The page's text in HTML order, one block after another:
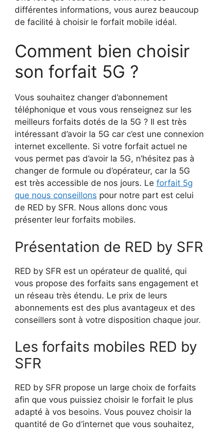
différentes informations, vous aurez beaucoup
de facilité à choisir le forfait mobile idéal.
Comment bien choisir
son forfait 5G ?
Vous souhaitez changer d’abonnement
téléphonique et vous vous renseignez sur les
meilleurs forfaits dotés de la 5G ? Il est très
intéressant d’avoir la 5G car c’est une connexion
internet excellente. Si votre forfait actuel ne
vous permet pas d’avoir la 5G, n’hésitez pas à
changer de formule ou d’opérateur, car la 5G
est très accessible de nos jours. Le forfait 5g
que nous conseillons pour notre part est celui
de RED by SFR. Nous allons donc vous
présenter leur forfaits mobiles.
Présentation de RED by SFR
RED by SFR est un opérateur de qualité, qui
vous propose des forfaits sans engagement et
un réseau très étendu. Le prix de leurs
abonnements est des plus avantageux et des
conseillers sont à votre disposition chaque jour.
Les forfaits mobiles RED by
SFR
RED by SFR propose un large choix de forfaits
afin que vous puissiez choisir le forfait le plus
adapté à vos besoins. Vous pouvez choisir la
quantité de Go d’internet que vous souhaitez,